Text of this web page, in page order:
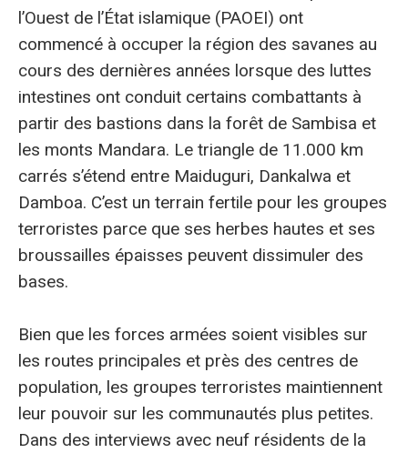
l’Ouest de l’État islamique (PAOEI) ont
commencé à occuper la région des savanes au
cours des dernières années lorsque des luttes
intestines ont conduit certains combattants à
partir des bastions dans la forêt de Sambisa et
les monts Mandara. Le triangle de 11.000 km
carrés s’étend entre Maiduguri, Dankalwa et
Damboa. C’est un terrain fertile pour les groupes
terroristes parce que ses herbes hautes et ses
broussailles épaisses peuvent dissimuler des
bases.
Bien que les forces armées soient visibles sur
les routes principales et près des centres de
population, les groupes terroristes maintiennent
leur pouvoir sur les communautés plus petites.
Dans des interviews avec neuf résidents de la